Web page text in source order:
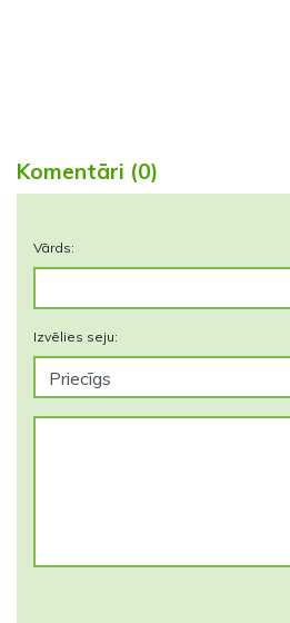
Komentāri (0)
Vārds:
Izvēlies seju: